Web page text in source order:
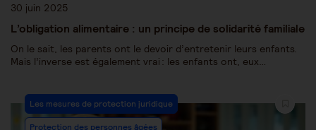
30 juin 2025
L’obligation alimentaire : un principe de solidarité familiale
On le sait, les parents ont le devoir d’entretenir leurs enfants.
Mais l’inverse est également vrai : les enfants ont, eux…
Les mesures de protection juridique
Protection des personnes âgées